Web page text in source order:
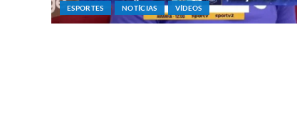
ESPORTES NOTÍCIAS VÍDEOS